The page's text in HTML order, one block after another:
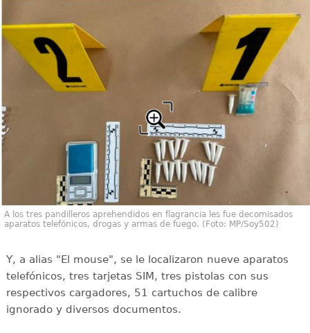
A los tres pandilleros aprehendidos en flagrancia les fue decomisados
aparatos telefónicos, drogas y armas de fuego. (Foto: MP/Soy502)
Y, a alias "El mouse", se le localizaron nueve aparatos
telefónicos, tres tarjetas SIM, tres pistolas con sus
respectivos cargadores, 51 cartuchos de calibre
ignorado y diversos documentos.